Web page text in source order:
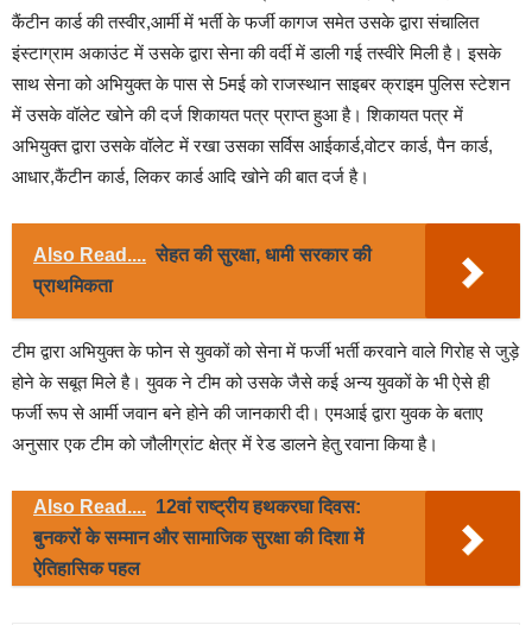
कैंटीन कार्ड की तस्वीर,आर्मी में भर्ती के फर्जी कागज समेत उसके द्वारा संचालित
इंस्टाग्राम अकाउंट में उसके द्वारा सेना की वर्दी में डाली गई तस्वीरे मिली है। इसके
साथ सेना को अभियुक्त के पास से 5मई को राजस्थान साइबर क्राइम पुलिस स्टेशन
में उसके वॉलेट खोने की दर्ज शिकायत पत्र प्राप्त हुआ है। शिकायत पत्र में
अभियुक्त द्वारा उसके वॉलेट में रखा उसका सर्विस आईकार्ड,वोटर कार्ड, पैन कार्ड,
आधार,कैंटीन कार्ड, लिकर कार्ड आदि खोने की बात दर्ज है।
Also Read.... सेहत की सुरक्षा, धामी सरकार की
प्राथमिकता
टीम द्वारा अभियुक्त के फोन से युवकों को सेना में फर्जी भर्ती करवाने वाले गिरोह से जुड़े
होने के सबूत मिले है। युवक ने टीम को उसके जैसे कई अन्य युवकों के भी ऐसे ही
फर्जी रूप से आर्मी जवान बने होने की जानकारी दी। एमआई द्वारा युवक के बताए
अनुसार एक टीम को जौलीग्रांट क्षेत्र में रेड डालने हेतु रवाना किया है।
Also Read.... 12वां राष्ट्रीय हथकरघा दिवस:
बुनकरों के सम्मान और सामाजिक सुरक्षा की दिशा में
ऐतिहासिक पहल